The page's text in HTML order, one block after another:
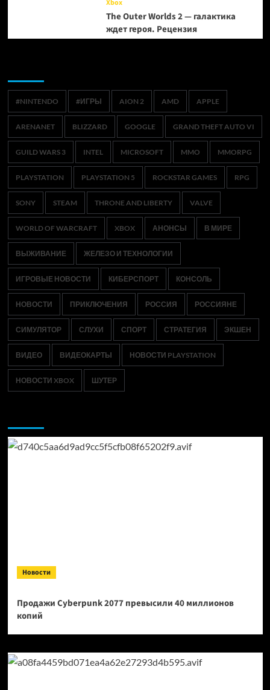
Xbox
The Outer Worlds 2 — галактика
ждет героя. Рецензия
#NINTENDO #ИГРЫ AION 2 AMD APPLE
ARENANET BLIZZARD GOOGLE GRAND THEFT AUTO VI
GUILD WARS 3 INTEL MICROSOFT MMO MMORPG
PLAYSTATION PLAYSTATION 5 ROCKSTAR GAMES RPG
SONY STEAM THRONE AND LIBERTY VALVE
WORLD OF WARCRAFT XBOX АНОНСЫ В МИРЕ
ВЫЖИВАНИЕ ЖЕЛЕЗО И ТЕХНОЛОГИИ
ИГРОВЫЕ НОВОСТИ КИБЕРСПОРТ КОНСОЛЬ
НОВОСТИ ПРИКЛЮЧЕНИЯ РОССИЯ РОССИЯНЕ
СИМУЛЯТОР СЛУХИ СПОРТ СТРАТЕГИЯ ЭКШЕН
ВИДЕО ВИДЕОКАРТЫ НОВОСТИ PLAYSTATION
НОВОСТИ XBOX ШУТЕР
Новости
Продажи Cyberpunk 2077 превысили 40 миллионов
копий